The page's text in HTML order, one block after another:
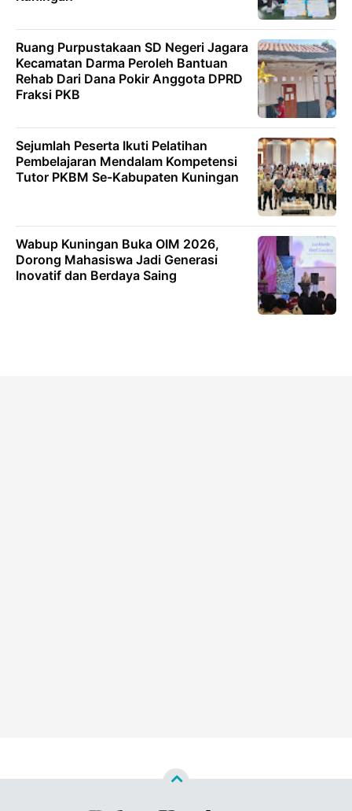
Ruang Purpustakaan SD Negeri Jagara
Kecamatan Darma Peroleh Bantuan
Rehab Dari Dana Pokir Anggota DPRD
Fraksi PKB
Sejumlah Peserta Ikuti Pelatihan
Pembelajaran Mendalam Kompetensi
Tutor PKBM Se-Kabupaten Kuningan
Wabup Kuningan Buka OIM 2026,
Dorong Mahasiswa Jadi Generasi
Inovatif dan Berdaya Saing